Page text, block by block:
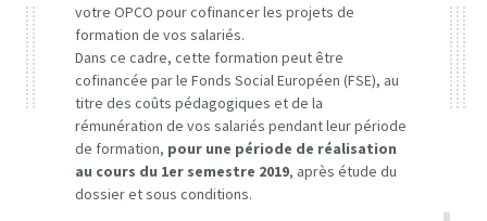
votre OPCO pour cofinancer les projets de
formation de vos salariés.
Dans ce cadre, cette formation peut être
cofinancée par le Fonds Social Européen (FSE), au
titre des coûts pédagogiques et de la
rémunération de vos salariés pendant leur période
de formation, pour une période de réalisation
au cours du 1er semestre 2019, après étude du
dossier et sous conditions.